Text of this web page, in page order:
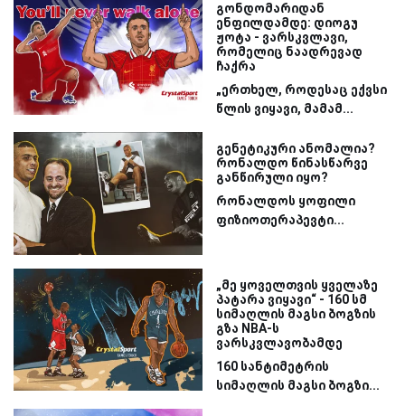
გონდომარიდან
ენფილდამდე: დიოგუ
ჟოტა - ვარსკვლავი,
რომელიც ნაადრევად
ჩაქრა
„ერთხელ, როდესაც ექვსი
წლის ვიყავი, მამამ...
გენეტიკური ანომალია?
რონალდო წინასწარვე
განწირული იყო?
რონალდოს ყოფილი
ფიზიოთერაპევტი...
„მე ყოველთვის ყველაზე
პატარა ვიყავი“ - 160 სმ
სიმაღლის მაგსი ბოგზის
გზა NBA-ს
ვარსკვლავობამდე
160 სანტიმეტრის
სიმაღლის მაგსი ბოგზი...